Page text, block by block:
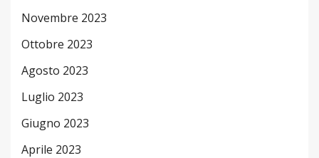
Novembre 2023
Ottobre 2023
Agosto 2023
Luglio 2023
Giugno 2023
Aprile 2023